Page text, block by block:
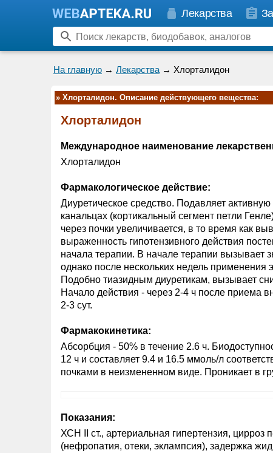
Лекарства
На главную → Лекарства → Хлорталидон
» Хлорталидон. Описание действующего вещества:
Хлорталидон
Международное наименование
Хлорталидон
Фармакологическое действие:
Диуретическое средство. Подавляет
канальцах (кортикальный сегмент петли
через почки увеличивается, в то время как
выраженность гипотензивного действия
начала терапии. В начале терапии вызывает
однако после нескольких недель применения
Подобно тиазидным диуретикам, вызывает
Начало действия - через 2-4 ч после приема
2-3 сут.
Фармакокинетика:
Абсорбция - 50% в течение 2.6 ч.
12 ч и составляет 9.4 и 16.5 ммоль/л
почками в неизмененном виде. Проникает в
Показания:
ХСН II ст., артериальная гипертензия, цирроз
(нефропатия, отеки, эклампсия), задержка